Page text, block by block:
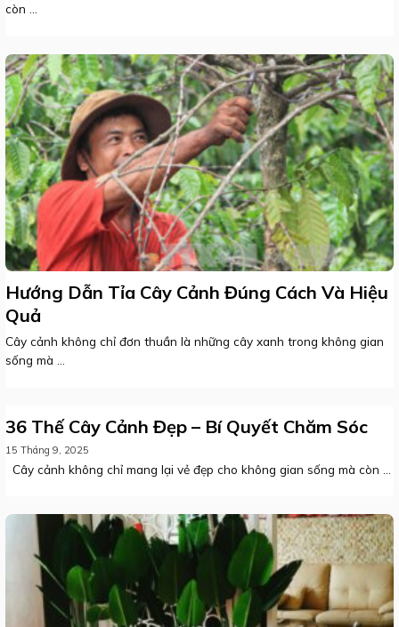
còn ...
Hướng Dẫn Tỉa Cây Cảnh Đúng Cách Và Hiệu
Quả
Cây cảnh không chỉ đơn thuần là những cây xanh trong không gian
sống mà ...
36 Thế Cây Cảnh Đẹp – Bí Quyết Chăm Sóc
15 Tháng 9, 2025
Cây cảnh không chỉ mang lại vẻ đẹp cho không gian sống mà còn ...